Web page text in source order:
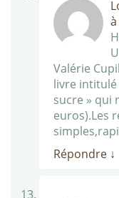
Valérie
livre intitulé
sucre » qui
euros).Les
Répondre ↓